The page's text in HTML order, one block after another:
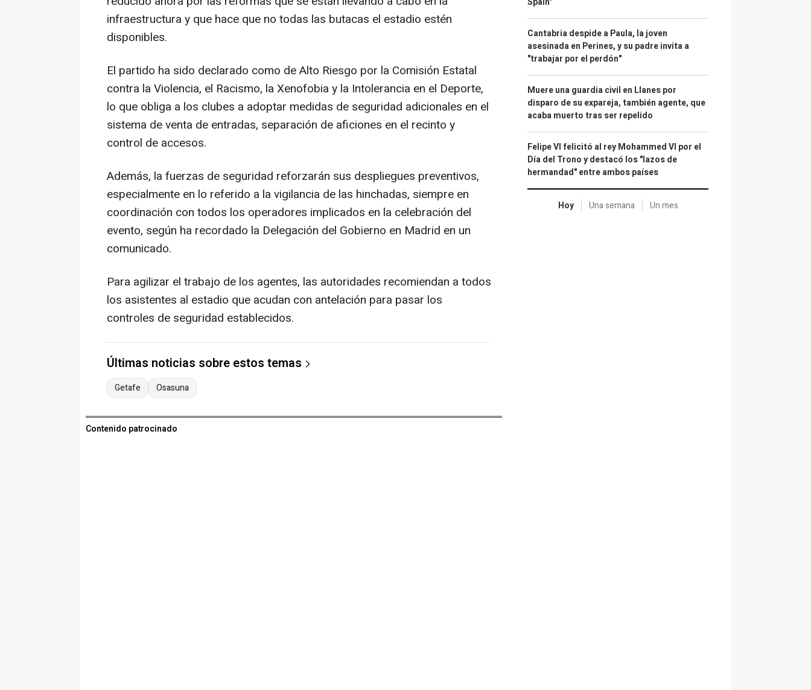
infraestructura y que hace que no todas las butacas el estadio estén
disponibles.
El partido ha sido declarado como de Alto Riesgo por la Comisión Estatal
contra la Violencia, el Racismo, la Xenofobia y la Intolerancia en el Deporte,
lo que obliga a los clubes a adoptar medidas de seguridad adicionales en el
sistema de venta de entradas, separación de aficiones en el recinto y
control de accesos.
Además, la fuerzas de seguridad reforzarán sus despliegues preventivos,
especialmente en lo referido a la vigilancia de las hinchadas, siempre en
coordinación con todos los operadores implicados en la celebración del
evento, según ha recordado la Delegación del Gobierno en Madrid en un
comunicado.
Para agilizar el trabajo de los agentes, las autoridades recomiendan a todos
los asistentes al estadio que acudan con antelación para pasar los
controles de seguridad establecidos.
Últimas noticias sobre estos temas
Getafe Osasuna
Contenido patrocinado
Cantabria despide a Paula, la joven
asesinada en Perines, y su padre invita a
"trabajar por el perdón"
Muere una guardia civil en Llanes por
disparo de su expareja, también agente, que
acaba muerto tras ser repelido
Felipe VI felicitó al rey Mohammed VI por el
Día del Trono y destacó los "lazos de
hermandad" entre ambos países
Hoy Una semana Un mes